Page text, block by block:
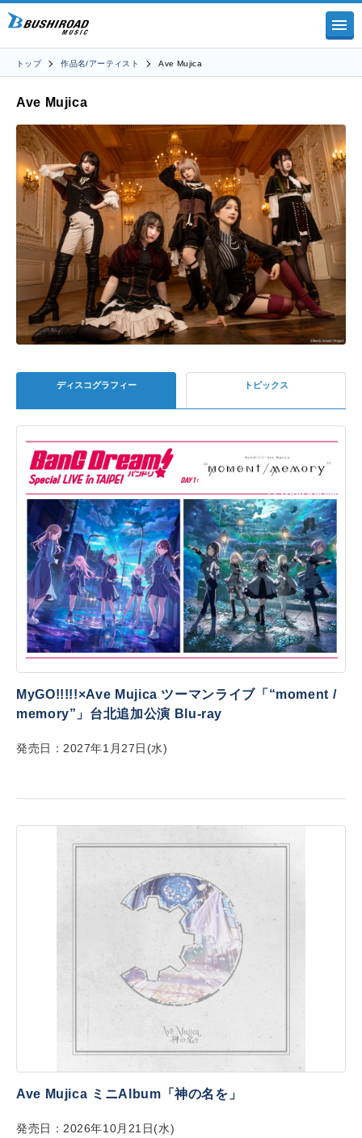
トップ 作品名/アーティスト Ave Mujica
Ave Mujica
ディスコグラフィー トピックス
MyGO!!!!!×Ave Mujica ツーマンライブ「“moment /
memory”」台北追加公演 Blu-ray
発売日：2027年1月27日(水)
Ave Mujica ミニAlbum「神の名を」
発売日：2026年10月21日(水)